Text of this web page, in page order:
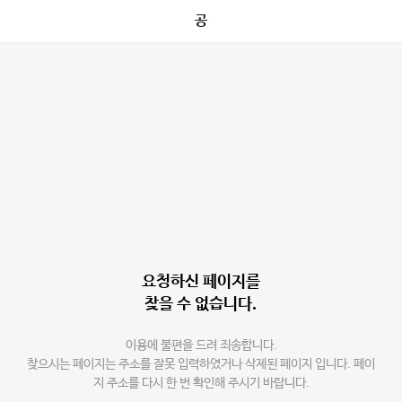
공
요청하신 페이지를
찾을 수 없습니다.
이용에 불편을 드려 죄송합니다.
찾으시는 페이지는 주소를 잘못 입력하였거나 삭제된 페이지 입니다. 페이
지 주소를 다시 한 번 확인해 주시기 바랍니다.